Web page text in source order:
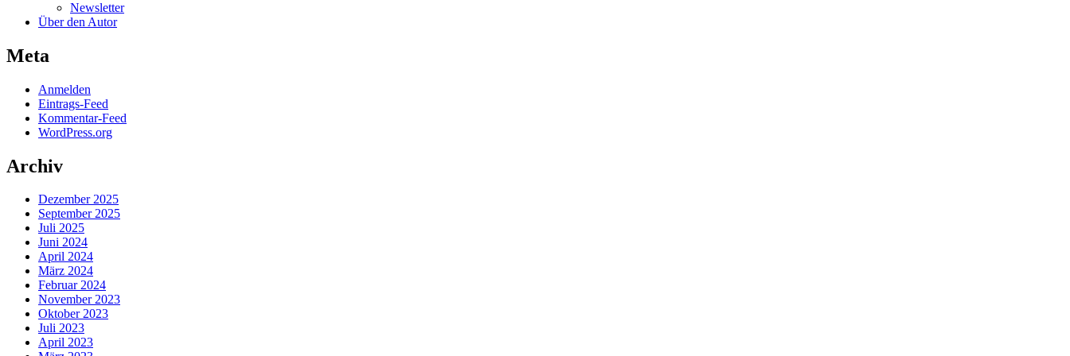
Newsletter
Über den Autor
Meta
Anmelden
Eintrags-Feed
Kommentar-Feed
WordPress.org
Archiv
Dezember 2025
September 2025
Juli 2025
Juni 2024
April 2024
März 2024
Februar 2024
November 2023
Oktober 2023
Juli 2023
April 2023